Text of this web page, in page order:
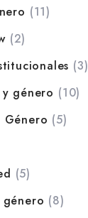
(11)
(2)
(3)
género (10)
Género (5)
(5)
(8)